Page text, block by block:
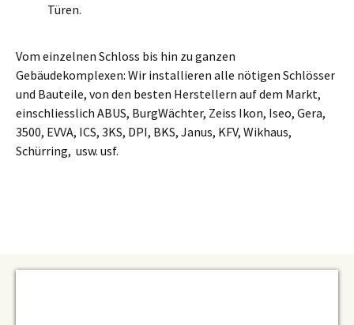
Türen.
Vom einzelnen Schloss bis hin zu ganzen
Gebäudekomplexen: Wir installieren alle nötigen Schlösser
und Bauteile, von den besten Herstellern auf dem Markt,
einschliesslich ABUS, BurgWächter, Zeiss Ikon, Iseo, Gera,
3500, EVVA, ICS, 3KS, DPI, BKS, Janus, KFV, Wikhaus,
Schürring, usw. usf.